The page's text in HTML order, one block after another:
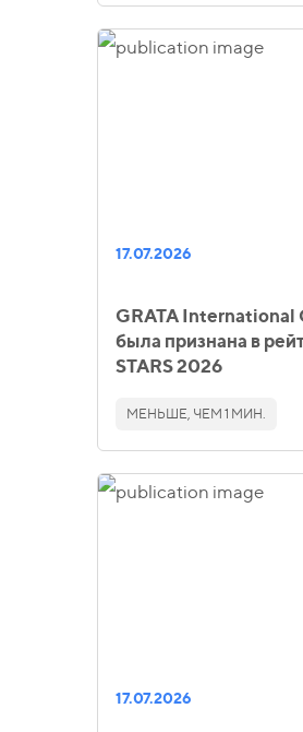
17.07.2026
GRATA International
была признана в
STARS 2026
МЕНЬШЕ, ЧЕМ 1 МИН.
17.07.2026